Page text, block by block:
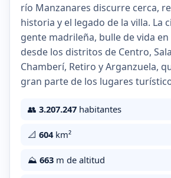
río Manzanares discurre cerca,
historia y el legado de la villa. La
gente madrileña, bulle de vida en
desde los distritos de Centro,
Chamberí, Retiro y Arganzuela,
gran parte de los lugares
👥 3.207.247 habitantes
📐 604km²
⛰️ 663 m de altitud